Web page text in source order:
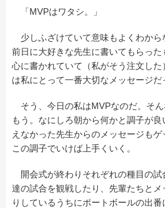
「MVPはワタシ。」
少しふざけていて意味もよくわから
前日に大好きな先生に書いてもらった
心に書かれていて（私がそう注文し
は私にとって一番大切なメッセージだ
そう、今日の私はMVPなのだ。そ
もう。なにしろ朝から何かと調子が
えなかった先生からのメッセージもゲ
この調子でいけば上手くいく。
開会式が終わりそれぞれの種目の試
達の試合を観戦したり、先輩たちとメ
りしているうちにポートボールの出番